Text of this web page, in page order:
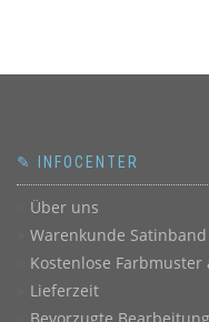
✎ INFOCENTER
Über uns
Warenkunde Satinband
Kostenlose
Lieferzeit
Bevorzugte Bearbeitung